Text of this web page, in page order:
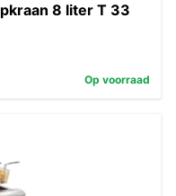
8 liter T 33
Op voorraad